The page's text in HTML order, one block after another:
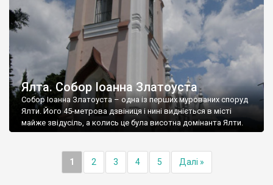
Ялта. Собор Іоанна Златоуста
Собор Іоанна Златоуста – одна із перших мурованих споруд
Ялти. Його 45-метрова дзвіниця і нині видніється в місті
майже звідусіль, а колись це була висотна домінанта Ялти.
1 2 3 4 5 Далі »